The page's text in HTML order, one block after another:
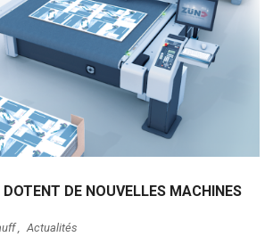
DOTENT DE NOUVELLES MACHINES
, Actualités